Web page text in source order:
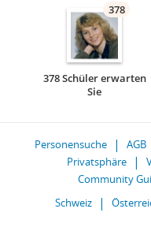
378
378 Schüler erwarten
Sie
Personensuche AGB
Privatsphäre
Community
Schweiz